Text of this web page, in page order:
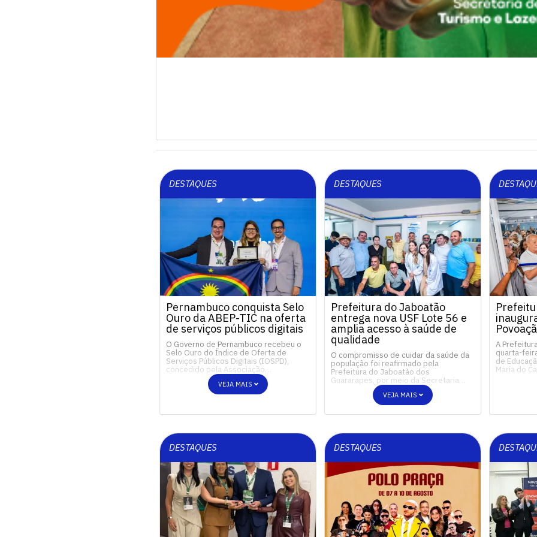
DESTAQUES
Pernambuco conquista Selo
Ouro da ABEP-TIC na oferta
de serviços públicos digitais
O Governo de Pernambuco recebeu o
Selo Ouro do Índice de Oferta de
Serviços Públicos Digitais (IOSPD),
concedido pela Associação…
VEJA MAIS
DESTAQUES
Prefeitura do Jaboatão
entrega nova USF Lote 56 e
amplia acesso à saúde de
qualidade
O compromisso de cuidar da saúde da
população foi reafirmado pela
Prefeitura do Jaboatão dos
Guararapes, por meio da Secretaria…
VEJA MAIS
A
quarta-
de
Maria do
DESTAQUES DESTAQUES